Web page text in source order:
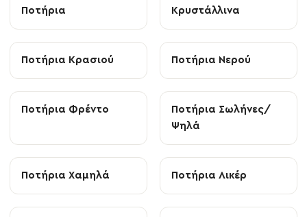
Ποτήρια
Κρυστάλλινα
Ποτήρια Κρασιού Ποτήρια Νερού
Ποτήρια Φρέντο
Ποτήρια Σωλήνες/
Ψηλά
Ποτήρια Χαμηλά Ποτήρια Λικέρ